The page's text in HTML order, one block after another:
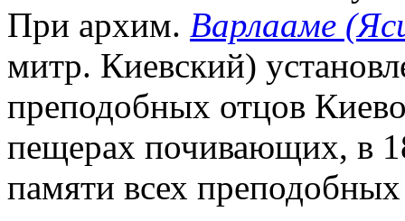
При архим. Варлааме
митр. Киевский)
преподобных отцов
пещерах почивающих, в
памяти всех